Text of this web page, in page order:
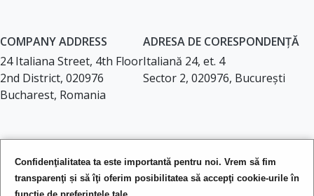
COMPANY ADDRESS
24 Italiana Street, 4th Floor
2nd District, 020976
Bucharest, Romania
ADRESA DE CORESPONDENȚĂ
Italiană 24, et. 4
Sector 2, 020976, București
LEGAL DOCUMENTS
Privacy Policy
Confidenţialitatea ta este importantă pentru noi. Vrem să fim
transparenţi și să îţi oferim posibilitatea să accepţi cookie-urile în